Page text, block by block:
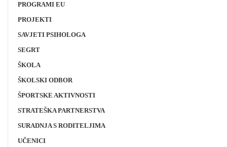
PROGRAMI EU
PROJEKTI
SAVJETI PSIHOLOGA
SEGRT
ŠKOLA
ŠKOLSKI ODBOR
ŠPORTSKE AKTIVNOSTI
STRATEŠKA PARTNERSTVA
SURADNJA S RODITELJIMA
UČENICI